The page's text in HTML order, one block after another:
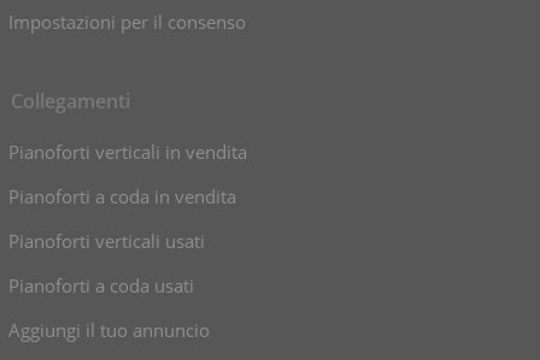
Impostazioni per il consenso
Collegamenti
Pianoforti verticali in vendita
Pianoforti a coda in vendita
Pianoforti verticali usati
Pianoforti a coda usati
Aggiungi il tuo annuncio